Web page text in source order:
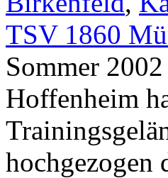
TSV 1860
Sommer
Hoffenheim